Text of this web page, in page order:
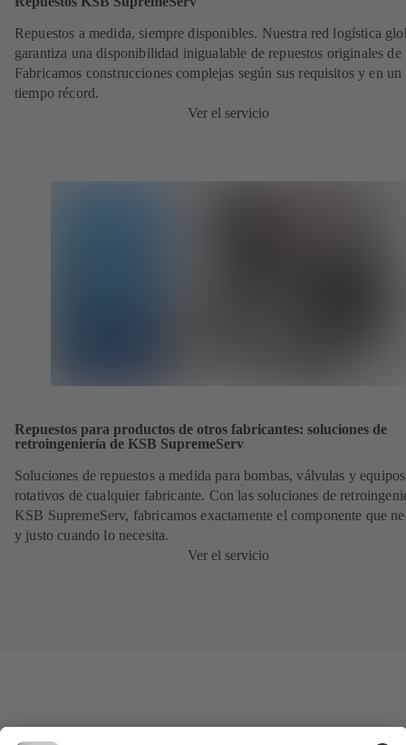
Repuestos a medida, siempre disponibles. Nuestra red logística
garantiza una disponibilidad inigualable de repuestos originales
Fabricamos construcciones complejas según sus requisitos y en un
tiempo récord.
Ver el servicio
Repuestos para productos de otros fabricantes: soluciones de
retroingeniería de KSB SupremeServ
Soluciones de repuestos a medida para bombas, válvulas y equipos
rotativos de cualquier fabricante. Con las soluciones de
KSB SupremeServ, fabricamos exactamente el componente que
y justo cuando lo necesita.
Ver el servicio